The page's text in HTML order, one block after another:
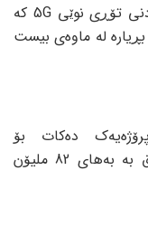
کۆمپانیای ڤۆدافۆن ڕاسپێردرا بۆ دیزاینکردنی تۆڕی نوێی 5G کە
بڕیارە لە ماوەی بیست
دەکات بۆ
درووستکردنی هێڵی ئاسنی نوێ لە عێراق بە بەهای 82 ملیۆن